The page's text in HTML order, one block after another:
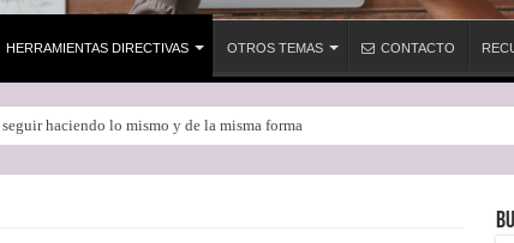
HERRAMIENTAS DIRECTIVAS OTROS TEMAS CONTACTO
haciendo lo mismo y de la misma forma